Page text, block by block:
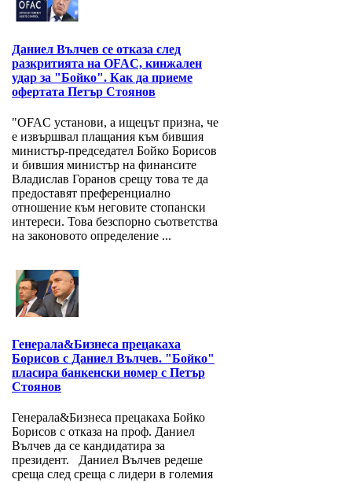
Даниел Вълчев се отказа след
разкритията на OFAC, кинжален
удар за "Бойко". Как да приеме
офертата Петър Стоянов
"OFAC установи, а ищецът призна, че
е извършвал плащания към бившия
министър-председател Бойко Борисов
и бившия министър на финансите
Владислав Горанов срещу това те да
предоставят преференциално
отношение към неговите стопански
интереси. Това безспорно съответства
на законовото определение ...
Генерала&Бизнеса прецакаха
Борисов с Даниел Вълчев. "Бойко"
пласира банкенски номер с Петър
Стоянов
Генерала&Бизнеса прецакаха Бойко
Борисов с отказа на проф. Даниел
Вълчев да се кандидатира за
президент. Даниел Вълчев редеше
среща след среща с лидери в големия